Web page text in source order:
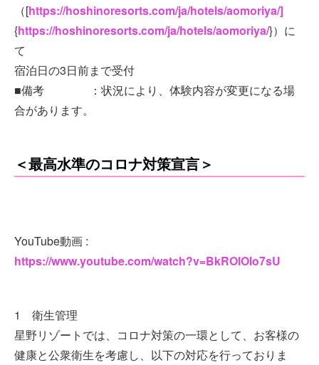
（[https://hoshinoresorts.com/ja/hotels/aomoriya/]
{https://hoshinoresorts.com/ja/hotels/aomoriya/}）に
て
宿泊日の3日前まで受付
■備考 ：状況により、体験内容が変更になる場
合があります。
＜最高水準のコロナ対策宣言＞
YouTube動画 :
https://www.youtube.com/watch?v=BkROlOIo7sU
1 衛生管理
星野リゾートでは、コロナ対策の一環として、お客様の
健康と公衆衛生を考慮し、以下の対応を行っておりま